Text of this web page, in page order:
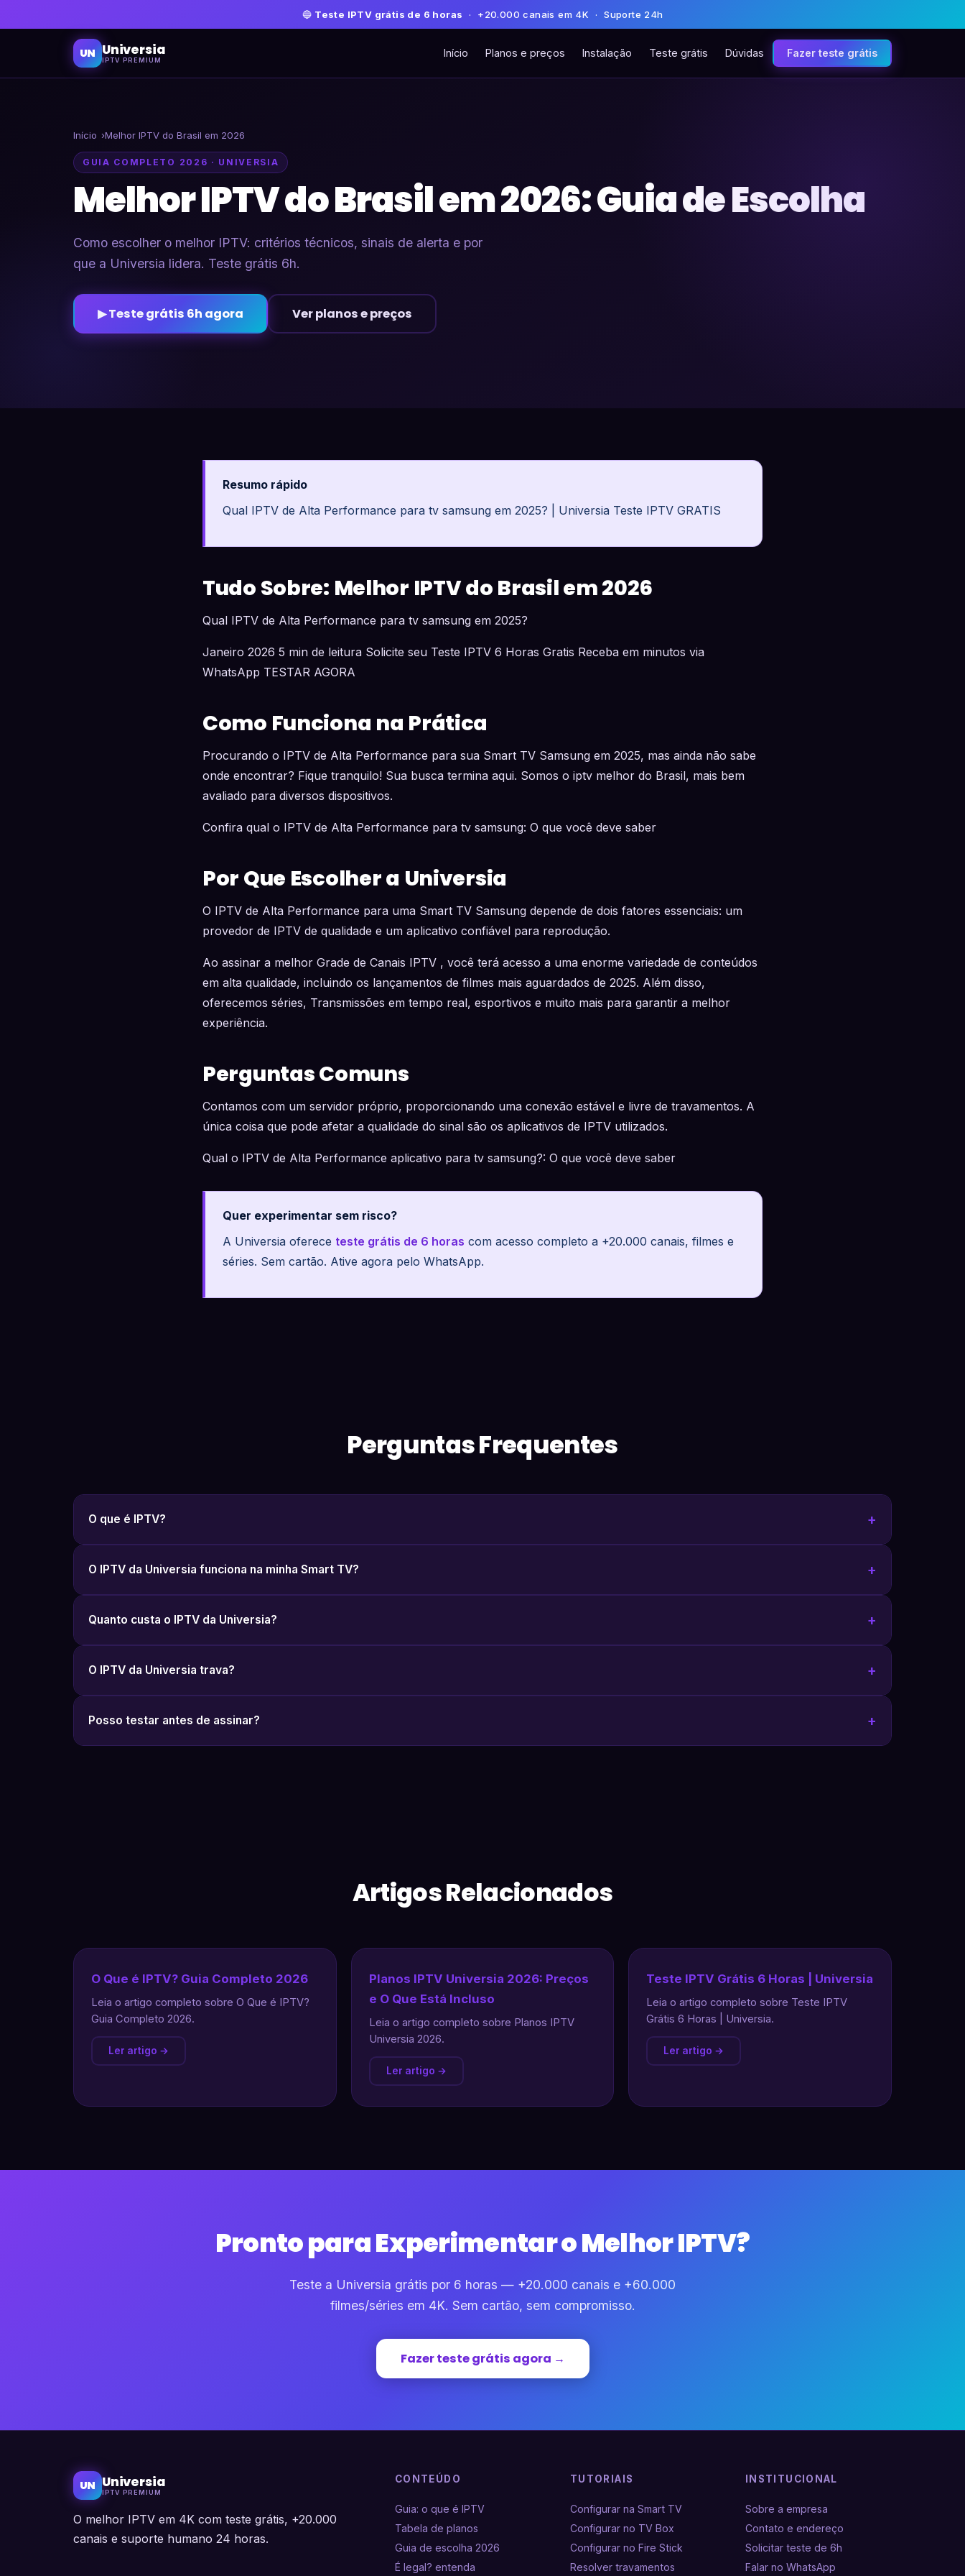
🔵 Teste IPTV grátis de 6 horas · +20.000 canais em 4K · Suporte 24h
UN Universia
IPTV PREMIUM
Início Planos e preços Instalação Teste grátis Dúvidas Fazer teste grátis
Início Melhor IPTV do Brasil em 2026
GUIA COMPLETO 2026 · UNIVERSIA
Melhor IPTV do Brasil em 2026: Guia de Escolha
Como escolher o melhor IPTV: critérios técnicos, sinais de alerta e por
que a Universia lidera. Teste grátis 6h.
▶ Teste grátis 6h agora Ver planos e preços
Resumo rápido
Qual IPTV de Alta Performance para tv samsung em 2025? | Universia Teste IPTV GRATIS
Tudo Sobre: Melhor IPTV do Brasil em 2026
Qual IPTV de Alta Performance para tv samsung em 2025?
Janeiro 2026 5 min de leitura Solicite seu Teste IPTV 6 Horas Gratis Receba em minutos via
WhatsApp TESTAR AGORA
Como Funciona na Prática
Procurando o IPTV de Alta Performance para sua Smart TV Samsung em 2025, mas ainda não sabe
onde encontrar? Fique tranquilo! Sua busca termina aqui. Somos o iptv melhor do Brasil, mais bem
avaliado para diversos dispositivos.
Confira qual o IPTV de Alta Performance para tv samsung: O que você deve saber
Por Que Escolher a Universia
O IPTV de Alta Performance para uma Smart TV Samsung depende de dois fatores essenciais: um
provedor de IPTV de qualidade e um aplicativo confiável para reprodução.
Ao assinar a melhor Grade de Canais IPTV , você terá acesso a uma enorme variedade de conteúdos
em alta qualidade, incluindo os lançamentos de filmes mais aguardados de 2025. Além disso,
oferecemos séries, Transmissões em tempo real, esportivos e muito mais para garantir a melhor
experiência.
Perguntas Comuns
Contamos com um servidor próprio, proporcionando uma conexão estável e livre de travamentos. A
única coisa que pode afetar a qualidade do sinal são os aplicativos de IPTV utilizados.
Qual o IPTV de Alta Performance aplicativo para tv samsung?: O que você deve saber
Quer experimentar sem risco?
A Universia oferece teste grátis de 6 horas com acesso completo a +20.000 canais, filmes e
séries. Sem cartão. Ative agora pelo WhatsApp.
Perguntas Frequentes
O que é IPTV?
O IPTV da Universia funciona na minha Smart TV?
Quanto custa o IPTV da Universia?
O IPTV da Universia trava?
Posso testar antes de assinar?
Artigos Relacionados
O Que é IPTV? Guia Completo 2026
Leia o artigo completo sobre O Que é IPTV?
Guia Completo 2026.
Ler artigo →
Planos IPTV Universia 2026: Preços
e O Que Está Incluso
Leia o artigo completo sobre Planos IPTV
Universia 2026.
Ler artigo →
Teste IPTV Grátis 6 Horas | Universia
Leia o artigo completo sobre Teste IPTV
Grátis 6 Horas | Universia.
Ler artigo →
Pronto para Experimentar o Melhor IPTV?
Teste a Universia grátis por 6 horas — +20.000 canais e +60.000
filmes/séries em 4K. Sem cartão, sem compromisso.
Fazer teste grátis agora →
UN Universia
IPTV PREMIUM
O melhor IPTV em 4K com teste grátis, +20.000
canais e suporte humano 24 horas.
CONTEÚDO
Guia: o que é IPTV
Tabela de planos
Guia de escolha 2026
É legal? entenda
TUTORIAIS
Configurar na Smart TV
Configurar no TV Box
Configurar no Fire Stick
Resolver travamentos
INSTITUCIONAL
Sobre a empresa
Contato e endereço
Solicitar teste de 6h
Falar no WhatsApp